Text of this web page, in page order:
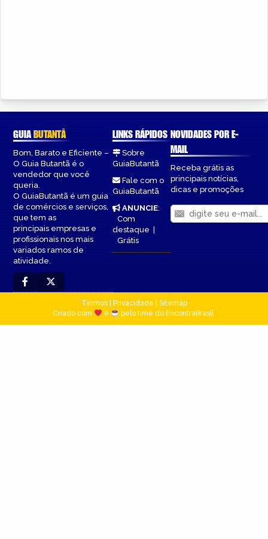
GUIABUTANTÃ
Bom, Barato e Eficiente –
O Guia Butantã é o
vendedor que você
queria.
O GuiaButantã é um guia
de comércios e serviços,
que tem as
principais empresas e
profissionais nos mais
variados ramos de
atividade.
LINKS RÁPIDOS
Sobre
GuiaButantã
Fale com o
GuiaButantã
ANUNCIE:
Com
destaque|
Grátis
NOVIDADES POR E-
MAIL
Receba grátis as
principais notícias,
dicas e promoções
Termos| Privacidade
Sitemap
Criado com
e pelo time do EncontraBrasil